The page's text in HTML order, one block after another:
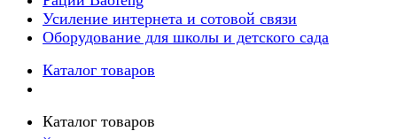
Усиление интернета и сотовой связи
Оборудование для школы и детского сада
Каталог товаров
Каталог товаров